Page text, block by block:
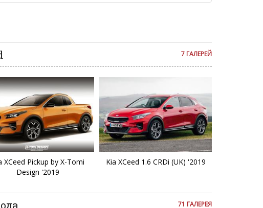
комментарии публикуются только после модерации, поэтому
сайте с некоторым опозданием.
7 ГАЛЕРЕЙ
XCeed Pickup by X-Tomi
Design '2019
Kia XCeed 1.6 CRDi (UK) '2019
71 ГАЛЕРЕЯ